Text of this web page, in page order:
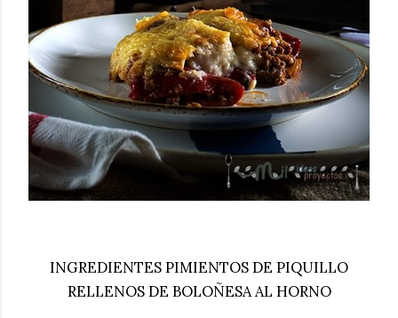
INGREDIENTES PIMIENTOS DE PIQUILLO
RELLENOS DE BOLOÑESA AL HORNO